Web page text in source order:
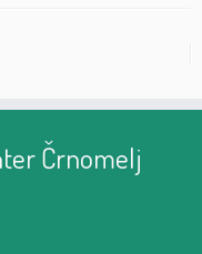
Črnomelj